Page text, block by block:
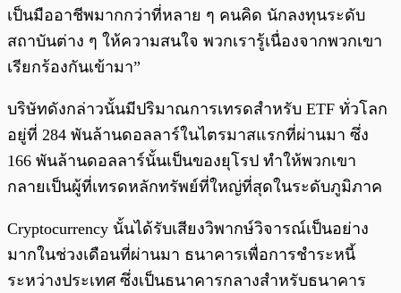
เป็นมืออาชีพมากกว่าที่หลาย ๆ คนคิด นักลงทุนระดับ
สถาบันต่าง ๆ ให้ความสนใจ พวกเรารู้เนื่องจากพวกเขา
เรียกร้องกันเข้ามา”
บริษัทดังกล่าวนั้นมีปริมาณการเทรดสำหรับ ETF ทั่วโลก
อยู่ที่ 284 พันล้านดอลลาร์ในไตรมาสแรกที่ผ่านมา ซึ่ง
166 พันล้านดอลลาร์นั้นเป็นของยุโรป ทำให้พวกเขา
กลายเป็นผู้ที่เทรดหลักทรัพย์ที่ใหญ่ที่สุดในระดับภูมิภาค
Cryptocurrency นั้นได้รับเสียงวิพากษ์วิจารณ์เป็นอย่าง
มากในช่วงเดือนที่ผ่านมา ธนาคารเพื่อการชำระหนี้
ระหว่างประเทศ ซึ่งเป็นธนาคารกลางสำหรับธนาคาร